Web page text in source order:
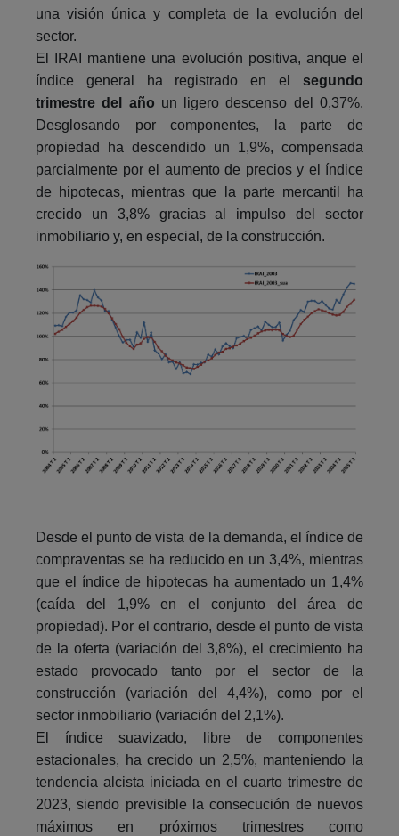
una visión única y completa de la evolución del
sector.
El IRAI mantiene una evolución positiva, anque el
índice general ha registrado en el segundo
trimestre del año un ligero descenso del 0,37%.
Desglosando por componentes, la parte de
propiedad ha descendido un 1,9%, compensada
parcialmente por el aumento de precios y el índice
de hipotecas, mientras que la parte mercantil ha
crecido un 3,8% gracias al impulso del sector
inmobiliario y, en especial, de la construcción.
Desde el punto de vista de la demanda, el índice de
compraventas se ha reducido en un 3,4%, mientras
que el índice de hipotecas ha aumentado un 1,4%
(caída del 1,9% en el conjunto del área de
propiedad). Por el contrario, desde el punto de vista
de la oferta (variación del 3,8%), el crecimiento ha
estado provocado tanto por el sector de la
construcción (variación del 4,4%), como por el
sector inmobiliario (variación del 2,1%).
El índice suavizado, libre de componentes
estacionales, ha crecido un 2,5%, manteniendo la
tendencia alcista iniciada en el cuarto trimestre de
2023, siendo previsible la consecución de nuevos
máximos en próximos trimestres como